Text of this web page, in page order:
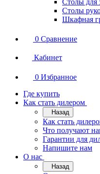
Столы для
Столы
Шкафная
0 Сравнение
Кабинет
0 Избранное
Где купить
Как стать дилером
Назад
Как стать
Что получают
Гарантии для
Напишите нам
О нас
Назад